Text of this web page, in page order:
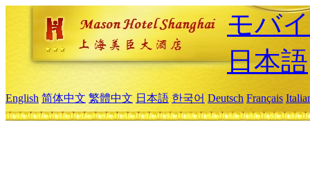
モバ
日本語
English 简体中文 繁體中文 日本語 한국어 Deutsch Français